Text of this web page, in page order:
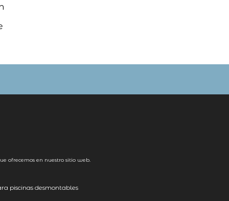
ofrecemos en nuestro sitio web.
piscinas desmontables